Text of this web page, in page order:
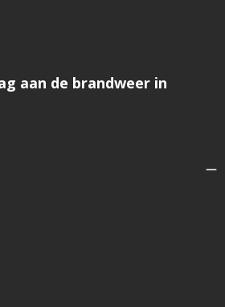
aan de brandweer in